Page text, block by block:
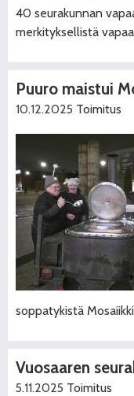
40 seurakunnan
merkityksellistä
Puuro maistui
10.12.2025 Toimitus
soppatykistä
Vuosaaren
5.11.2025 Toimitus